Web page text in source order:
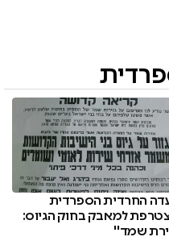
החרדית הספרדית
למאבק בחוק הגיוס:
שמד''